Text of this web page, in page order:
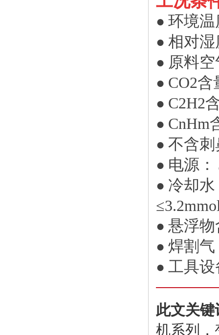
● 环境
● 相对
● 原料
● CO2含
● C2H2
● CnHm
● 不含
● 电源：
● 冷却
● 悬浮物
● 焊割
● 工具
此文关键
机系列，